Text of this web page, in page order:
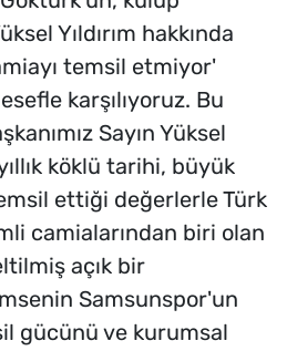
Yıldırım hakkında
temsil etmiyor'
karşılıyoruz. Bu
Sayın Yüksel
köklü tarihi, büyük
ettiği değerlerle Türk
camialarından biri olan
açık bir
Samsunspor'un
gücünü ve kurumsal